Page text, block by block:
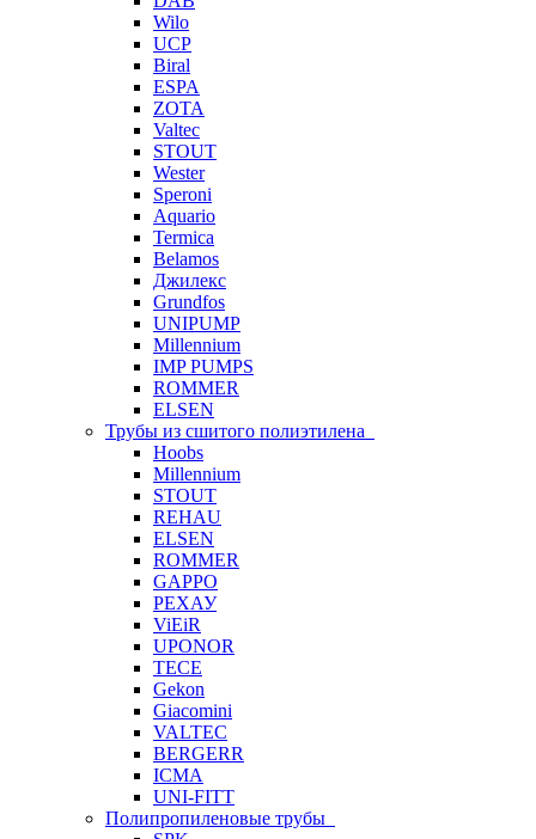
Wilo
UCP
Biral
ESPA
ZOTA
Valtec
STOUT
Wester
Speroni
Aquario
Termica
Belamos
Джилекс
Grundfos
UNIPUMP
Millennium
IMP PUMPS
ROMMER
ELSEN
Трубы из сшитого полиэтилена
Hoobs
Millennium
STOUT
REHAU
ELSEN
ROMMER
GAPPO
РЕХАУ
ViEiR
UPONOR
TECE
Gekon
Giacomini
VALTEC
BERGERR
ICMA
UNI-FITT
Полипропиленовые трубы